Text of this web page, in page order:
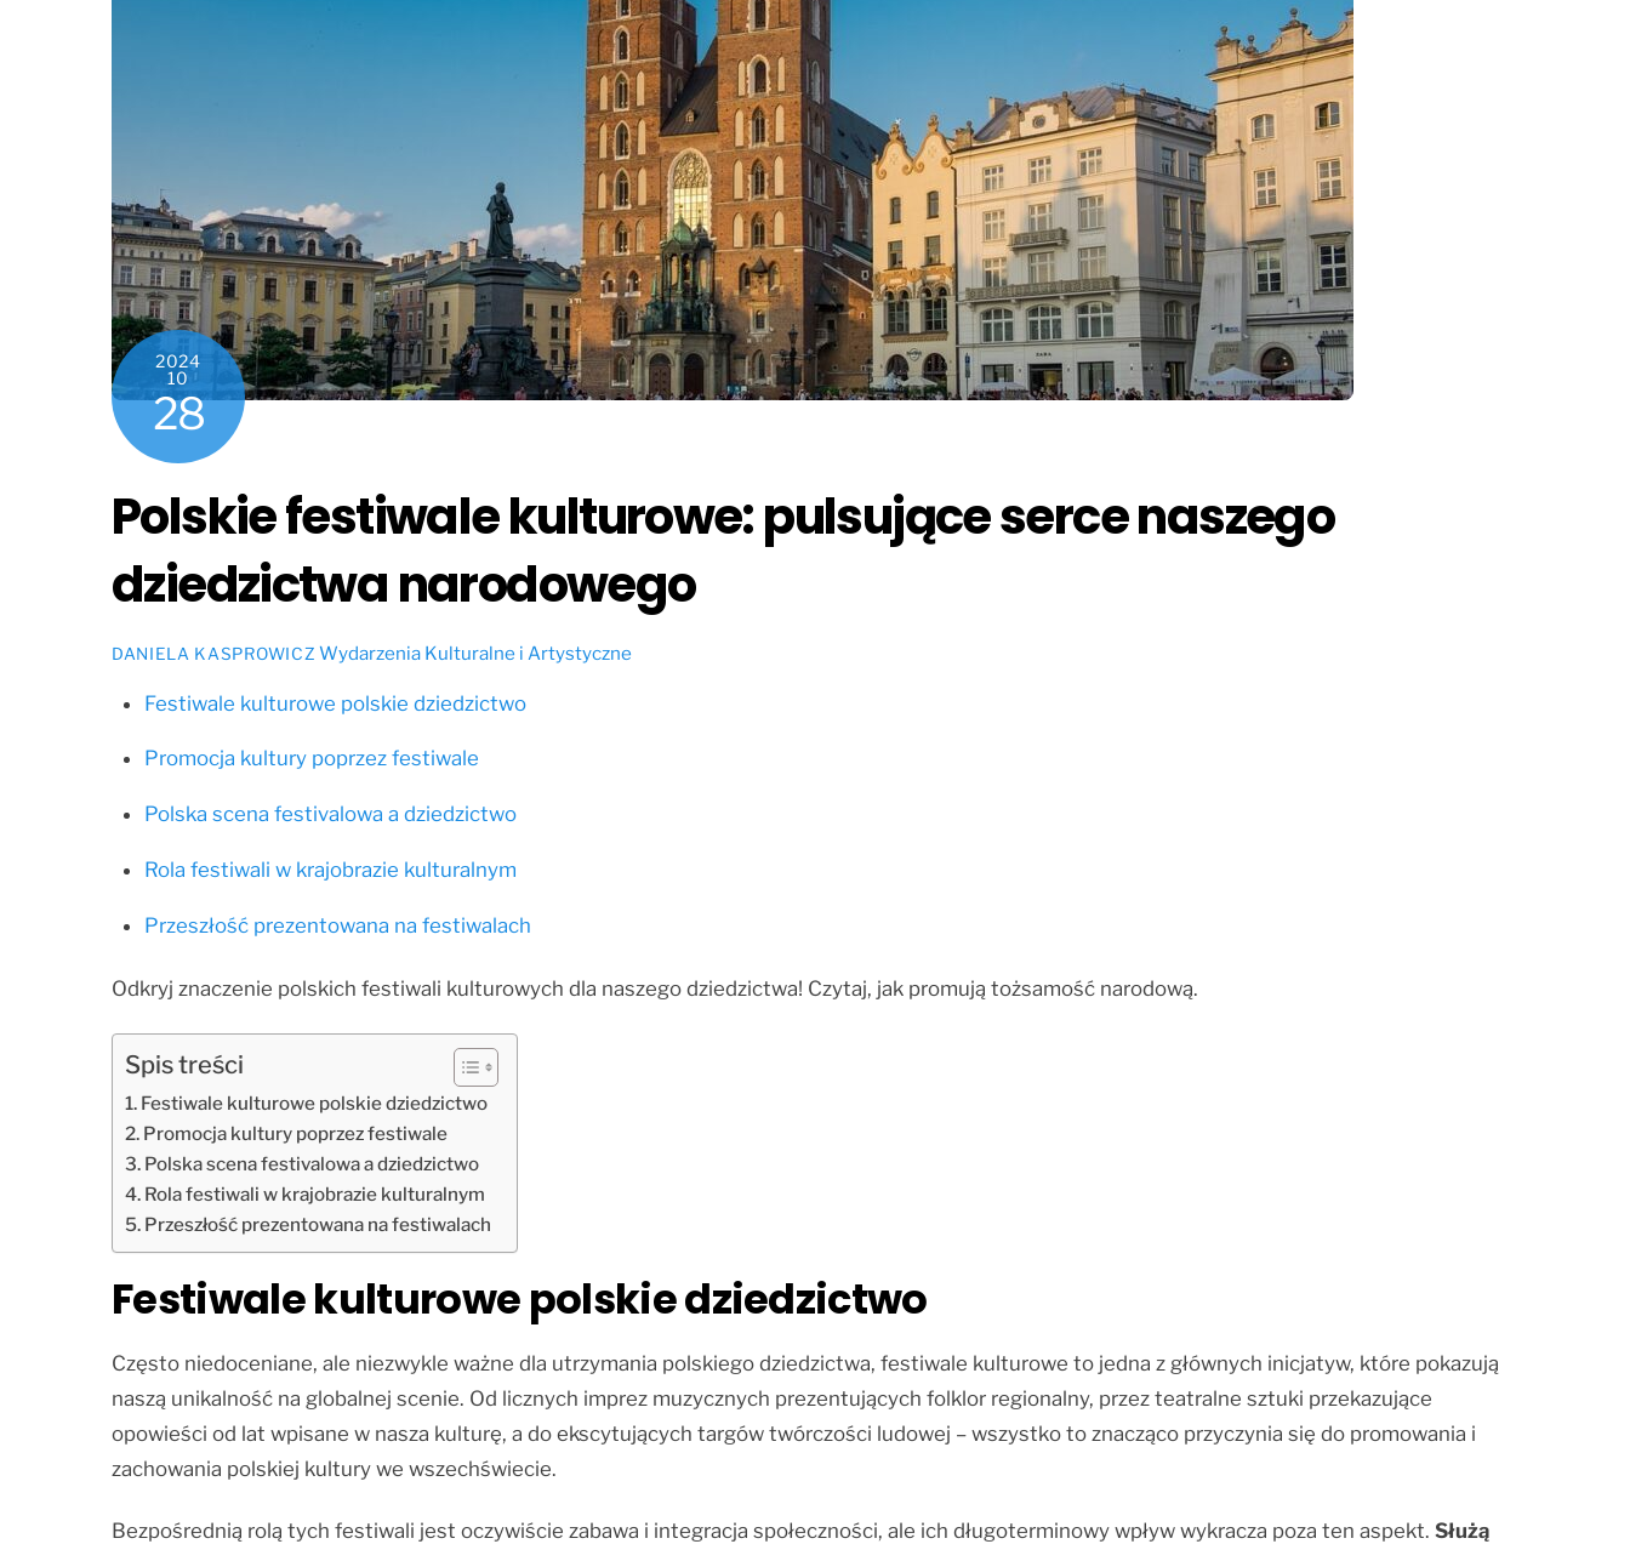
2024
10
28
Polskie festiwale kulturowe: pulsujące serce naszego
dziedzictwa narodowego
DANIELA KASPROWICZ Wydarzenia Kulturalne i Artystyczne
Festiwale kulturowe polskie dziedzictwo
Promocja kultury poprzez festiwale
Polska scena festivalowa a dziedzictwo
Rola festiwali w krajobrazie kulturalnym
Przeszłość prezentowana na festiwalach
Odkryj znaczenie polskich festiwali kulturowych dla naszego dziedzictwa! Czytaj, jak promują tożsamość narodową.
Spis treści
Festiwale kulturowe polskie dziedzictwo
Promocja kultury poprzez festiwale
Polska scena festivalowa a dziedzictwo
Rola festiwali w krajobrazie kulturalnym
Przeszłość prezentowana na festiwalach
Festiwale kulturowe polskie dziedzictwo
Często niedoceniane, ale niezwykle ważne dla utrzymania polskiego dziedzictwa, festiwale kulturowe to jedna z głównych inicjatyw, które pokazują
naszą unikalność na globalnej scenie. Od licznych imprez muzycznych prezentujących folklor regionalny, przez teatralne sztuki przekazujące
opowieści od lat wpisane w nasza kulturę, a do ekscytujących targów twórczości ludowej – wszystko to znacząco przyczynia się do promowania i
zachowania polskiej kultury we wszechświecie.
Bezpośrednią rolą tych festiwali jest oczywiście zabawa i integracja społeczności, ale ich długoterminowy wpływ wykracza poza ten aspekt. Służą